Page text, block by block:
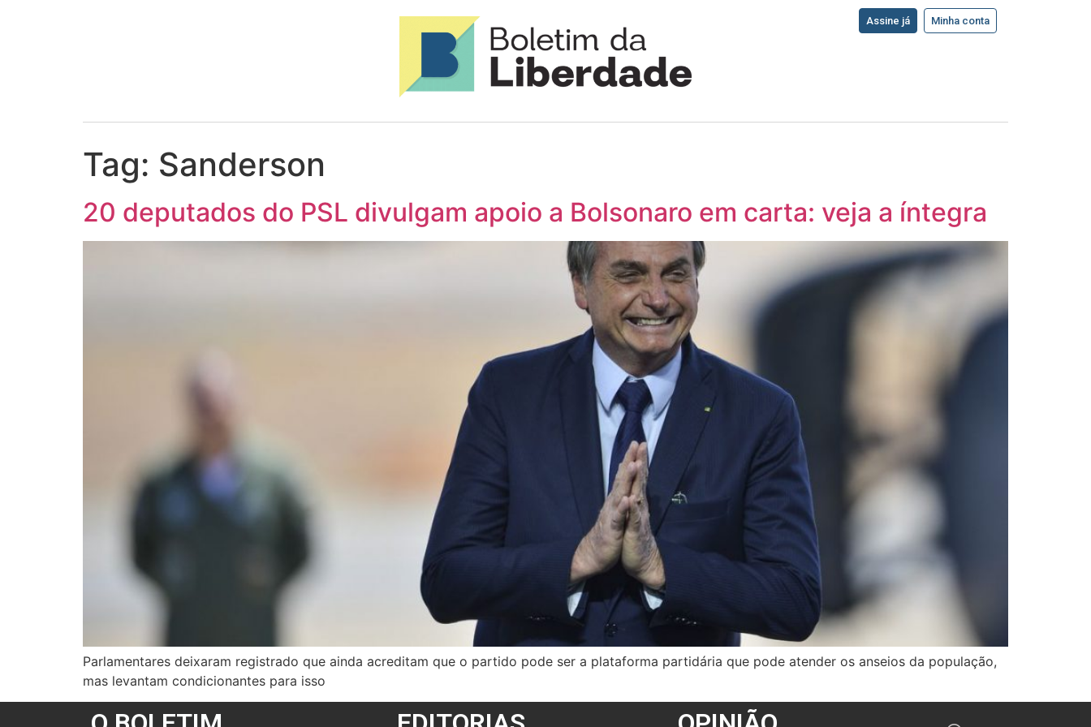
Assine já Minha conta
Tag: Sanderson
20 deputados do PSL divulgam apoio a Bolsonaro em carta: veja a íntegra
Parlamentares deixaram registrado que ainda acreditam que o partido pode ser a plataforma partidária que pode atender os anseios da população,
mas levantam condicionantes para isso